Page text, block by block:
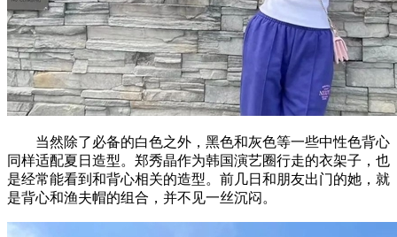
当然除了必备的白色之外，黑色和灰色等一些中性色背心
同样适配夏日造型。郑秀晶作为韩国演艺圈行走的衣架子，也
是经常能看到和背心相关的造型。前几日和朋友出门的她，就
是背心和渔夫帽的组合，并不见一丝沉闷。